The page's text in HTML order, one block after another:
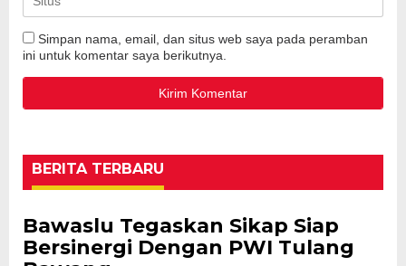
Simpan nama, email, dan situs web saya pada peramban
ini untuk komentar saya berikutnya.
BERITA TERBARU
Bawaslu Tegaskan Sikap Siap
Bersinergi Dengan PWI Tulang